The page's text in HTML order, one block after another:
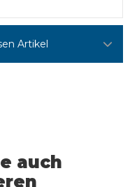
Artikel
auch